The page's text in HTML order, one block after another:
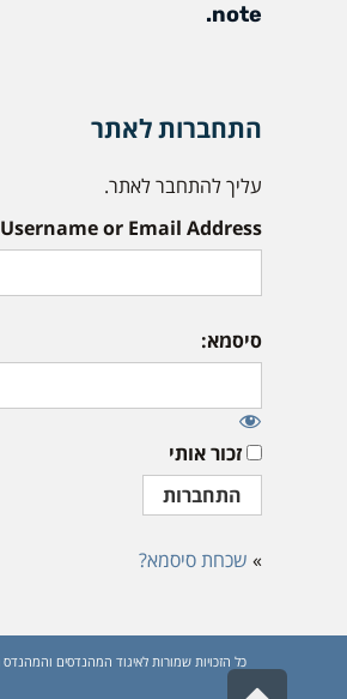
note.
התחברות לאתר
עליך להתחבר לאתר.
Username or Email Address:
סיסמא:
זכור אותי
» שכחת סיסמא?